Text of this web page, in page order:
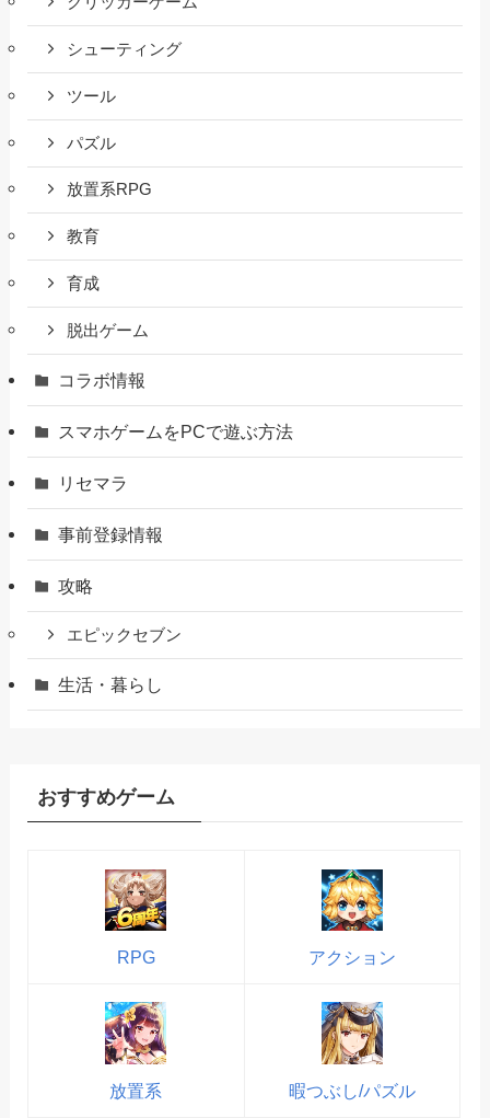
シューティング
ツール
パズル
放置系RPG
教育
育成
脱出ゲーム
コラボ情報
スマホゲームをPCで遊ぶ方法
リセマラ
事前登録情報
攻略
エピックセブン
生活・暮らし
おすすめゲーム
RPG アクション
放置系 暇つぶし/パズル